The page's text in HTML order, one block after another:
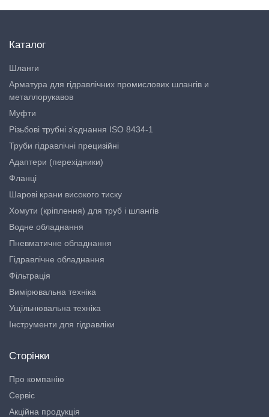
Каталог
Шланги
Арматура для гідравлічних промислових шлангів и
металлорукавов
Муфти
Різьбові трубні з'єднання ISO 8434-1
Труби гідравлічні прецизійні
Адаптери (перехідники)
Фланці
Шарові крани високого тиску
Хомути (кріплення) для труб і шлангів
Водне обладнання
Пневматичне обладнання
Гідравлічне обладнання
Фільтрація
Вимірювальна техніка
Ущільнювальна техніка
Інструменти для гідравліки
Сторінки
Про компанію
Сервіс
Акційна продукція